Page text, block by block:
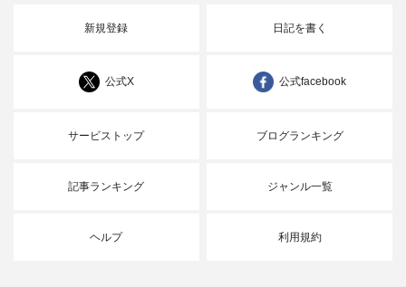
新規登録 日記を書く
公式X 公式facebook
サービストップ ブログランキング
記事ランキング ジャンル一覧
ヘルプ 利用規約